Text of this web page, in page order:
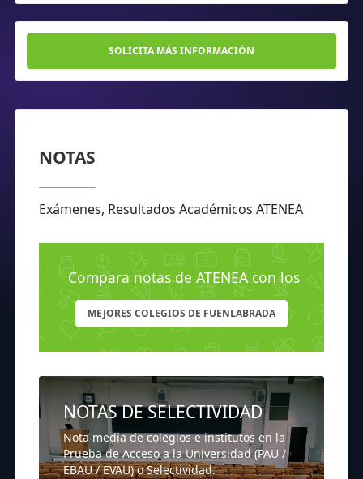
SOLICITA MÁS INFORMACIÓN
NOTAS
Exámenes, Resultados Académicos ATENEA
Compara notas de ATENEA con los
MEJORES COLEGIOS DE FUENLABRADA
NOTAS DE SELECTIVIDAD
Nota media de colegios e institutos en la
Prueba de Acceso a la Universidad (PAU /
EBAU / EVAU) o Selectividad.